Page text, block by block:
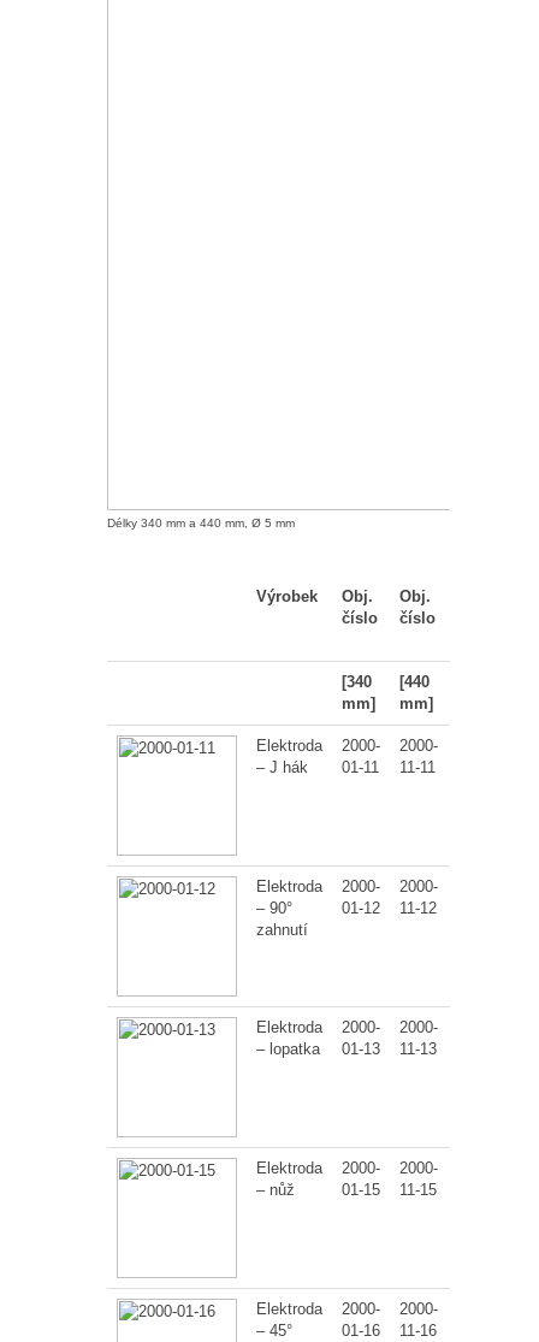
Délky 340 mm a 440 mm, Ø 5 mm
Výrobek
Obj.
číslo
Obj.
číslo
[340
mm]
[440
mm]
Elektroda
– J hák
2000-
01-11
2000-
11-11
Elektroda
– 90°
zahnutí
2000-
01-12
2000-
11-12
Elektroda
– lopatka
2000-
01-13
2000-
11-13
Elektroda
– nůž
2000-
01-15
2000-
11-15
Elektroda
– 45°
2000-
01-16
2000-
11-16